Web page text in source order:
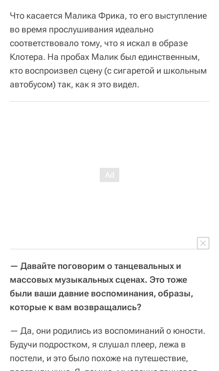
Что касается Малика Фрика, то его выступление
во время прослушивания идеально
соответствовало тому, что я искал в образе
Клотера. На пробах Малик был единственным,
кто воспроизвел сцену (с сигаретой и школьным
автобусом) так, как я это видел.
— Давайте поговорим о танцевальных и
массовых музыкальных сценах. Это тоже
были ваши давние воспоминания, образы,
которые к вам возвращались?
— Да, они родились из воспоминаний о юности.
Будучи подростком, я слушал плеер, лежа в
постели, и это было похоже на путешествие,